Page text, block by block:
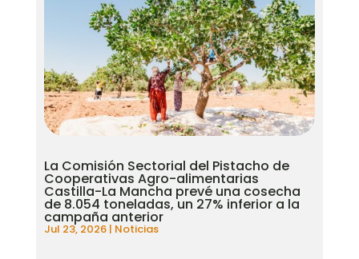
La Comisión Sectorial del Pistacho de
Cooperativas Agro-alimentarias
Castilla-La Mancha prevé una cosecha
de 8.054 toneladas, un 27% inferior a la
campaña anterior
Jul 23, 2026| Noticias